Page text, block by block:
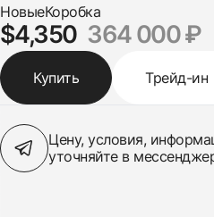
НовыеКоробка
$4,350 364 000 ₽
Купить Трейд-ин
Цену, условия,
уточняйте в